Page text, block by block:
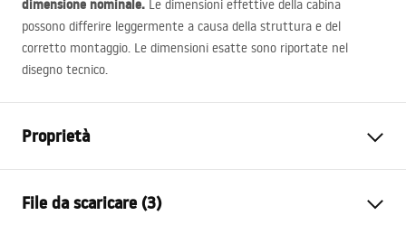
dimensione nominale. Le dimensioni effettive della cabina
possono differire leggermente a causa della struttura e del
corretto montaggio. Le dimensioni esatte sono riportate nel
disegno tecnico.
Proprietà
Colore
File da scaricare (3)